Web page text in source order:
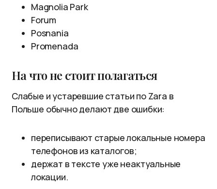
Magnolia Park
Forum
Posnania
Promenada
На что не стоит полагаться
Слабые и устаревшие статьи по Zara в
Польше обычно делают две ошибки:
переписывают старые локальные номера
телефонов из каталогов;
держат в тексте уже неактуальные
локации.